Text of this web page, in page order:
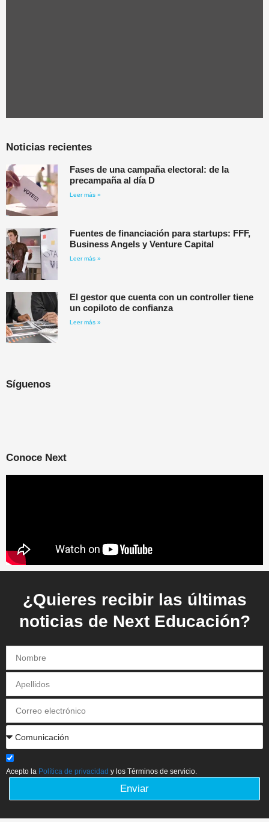
Noticias recientes
Fases de una campaña electoral: de la
precampaña al día D
Leer más »
Fuentes de financiación para startups: FFF,
Business Angels y Venture Capital
Leer más »
El gestor que cuenta con un controller tiene
un copiloto de confianza
Leer más »
Síguenos
Conoce Next
¿Quieres recibir las últimas
noticias de Next Educación?
Acepto la Política de privacidad y los Términos de servicio.
Enviar